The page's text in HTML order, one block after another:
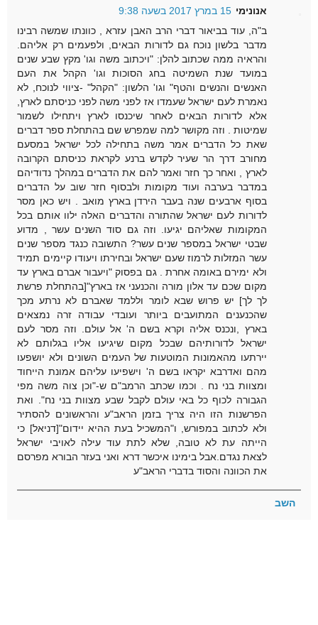
אנונימי 15 במרץ 2017 בשעה 9:38
ב"ה, עוד בביאור דברי הרב האבן עזרא , כוונתו שמשה רבינו
מדבר בלשון נוכח גם לדורות הבאים, ולפעמים רק אליהם.
והראיה ממה שכתוב להלן: "ויכתוב משה וגו' מקץ שבע שנים
במועד שנת השמיטה בחג הסוכות וגו' הקהל את העם
האנשים והנשים והטף" וגו' הלשון: "הקהל" -ציווי לנוכח, לא
נאמרת לעם ישראל שעמדו אז לפני משה לפני כניסתם לארץ,
אלא לדורות הבאים לאחר שיכנסו לארץ ויתחילו לשמור
שמיטות . וזה מקושר למה שמפרש שם בהתחלת ספר דברים
שאת כל הדברים אמר משה בתחילה לכל ישראל במסעם
מחורב דרך הר שעיר לקדש ברנע לקראת כניסתם הקרובה
לארץ , ואחר כך חזר ואמר להם את הדברים במהלך נדודיהם
במדבר בערבה ועוד מקומות ולבסוף חזר שוב על הדברים
בסוף ארבעים שנה בעבר הירדן בארץ מואב . ויש כאן מסר
לדורות לעם ישראל שהתורה והדברים האלה ילוו אותם בכל
המקומות שאליהם יגיעו. וזה גם סוד השנים עשר , מדוע
שבטי ישראל במספר שנים עשר? התשובה כנגד מספר שנים
עשר המזלות לרמוז שעם ישראל ובחירתו ויעודו קיימים תמיד
ולא ימירם באומה אחרת . גם בפסוק "ויעבור אברם בארץ עד
מקום שכם עד אלון מורה והכנעני אז בארץ"[בהתחלת פרשת
לך לך] יש פרוש שבא לומר וללמד שאברם לא נרתע מכך
שהכנענים המתועבים ביותר ועובדי עבודה זרה נמצאים
בארץ ,ונכנס אליה וקרא בשם ה' אל עולם. וזה מסר לעם
ישראל לדורותיהם שבכל מקום שיגיעו אליו בגלותם לא
יירתעו מהאמונות המוטעות של העמים השונים ולא יושפעו
מהם ואדרבא יקראו בשם ה' וישפיעו עליהם אמונת הייחוד
ומצוות בני נח . וכמו שכתב הרמב"ם ש-"וכן צוה משה מפי
הגבורה לכוף כל באי עולם לקבל שבע מצוות בני נח". ואת
הפרשנות הזו היה צריך בזמן הראב"ע והראשונים להסתיר
ולא לכתוב במפורש, ו"המשכיל בעת ההיא יידום"[דניאל] כי
הייתה עת לא טובה, שלא לתת עוד עילה לאויבי ישראל
לצאת נגדם.אבל בימינו איכשר דרא ואני בעזר הבורא מפרסם
את הכוונה והסוד בדברי הראב"ע
השב